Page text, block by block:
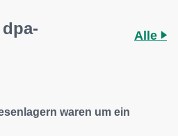
Alle
waren um ein